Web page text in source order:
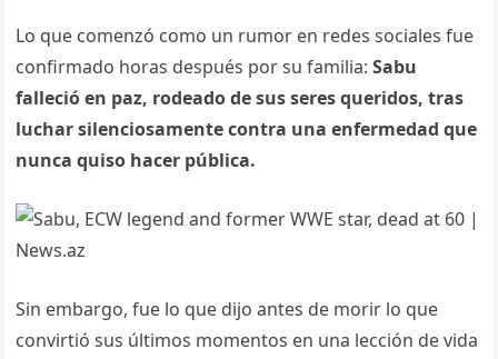
Lo que comenzó como un rumor en redes sociales fue
confirmado horas después por su familia:Sabu
falleció en paz, rodeado de sus seres queridos, tras
luchar silenciosamente contra una enfermedad que
nunca quiso hacer pública.
Sin embargo, fue lo que dijo antes de morir lo que
convirtió sus últimos momentos en una lección de vida